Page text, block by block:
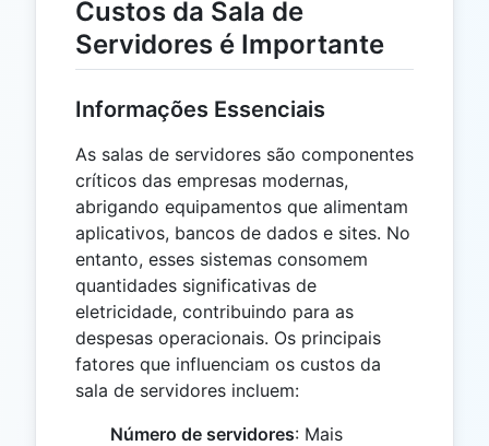
Custos da Sala de
Servidores é Importante
Informações Essenciais
As salas de servidores são componentes
críticos das empresas modernas,
abrigando equipamentos que alimentam
aplicativos, bancos de dados e sites. No
entanto, esses sistemas consomem
quantidades significativas de
eletricidade, contribuindo para as
despesas operacionais. Os principais
fatores que influenciam os custos da
sala de servidores incluem:
Número de servidores: Mais